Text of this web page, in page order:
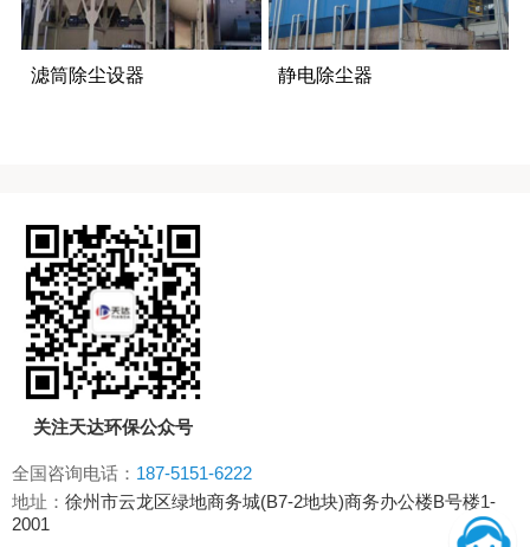
滤筒除尘设器 静电除尘器
关注天达环保公众号
全国咨询电话： 187-5151-6222
地址： 徐州市云龙区绿地商务城(B7-2地块)商务办公楼B号楼1-
2001